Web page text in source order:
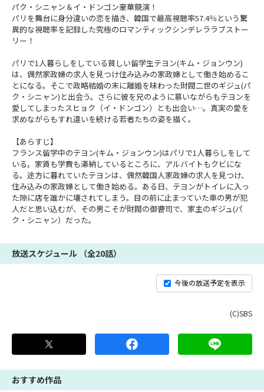
パク・シニャン＆イ・ドンゴン豪華競演！
パリを舞台に身分違いの恋を描き、韓国で最高視聴率57.4％という驚
異的な視聴率を記録した究極のロマンティックシンデレララブストー
リー！
パリで1人暮らしをしている貧しい留学生テヨン(キム・ジョンウン)
は、偶然家政婦の求人を見つけ住み込みの家政婦として働き始めるこ
とになる。そこで政略結婚の末に離婚を味わった財閥二世のギジュ(パ
ク・シニャン)と出会う。さらに彼を兄のように慕いながらもテヨンを
愛してしまったスヒョク（イ・ドンゴン）とも出会い…。真実の愛を
求めながらもすれ違いを続ける若者たちの姿を描く。
【あらすじ】
フランス留学中のテヨン(キム・ジョンウン)はパリで1人暮らしをして
いる。家賃も学費も滞納しているところに、アルバイトもクビにな
る。途方に暮れていたテヨンは、偶然韓国人家政婦の求人を見つけ、
住み込みの家政婦として働き始める。ある日、テヨンがトイレに入っ
た隙に店を誰かに壊されてしまう。目の前に止まっていた車の男が犯
人だと思い込むが、その男こそが財閥の御曹司で、家主のギジュ(パ
ク・シニャン）だった。
放送スケジュール （全20話）
今後の放送予定を表示
(C)SBS
おすすめ作品